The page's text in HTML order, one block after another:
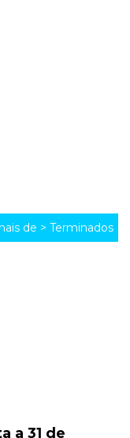
de > Terminados
a 31 de